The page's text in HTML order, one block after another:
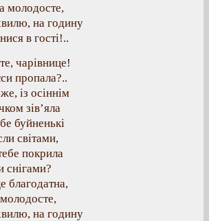
молодосте,
на годину
в гості!..
чарівнице!
пропала?..
із осіннім
зів’яла
буйненькі
світами,
покрила
снігами?
благодатна,
на годину